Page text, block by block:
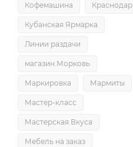
Кофемашина Краснодар
Кубанская Ярмарка
Линии раздачи
магазин Морковь
Маркировка Мармиты
Мастер-класс
Мастерская Вкуса
Мебель на заказ